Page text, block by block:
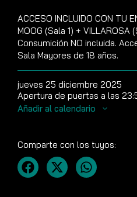
ACCESO INCLUIDO CON TU
MOOG (Sala 1) + VILLAROSA
Consumición NO incluida.
Sala Mayores de 18 años.
jueves 25 diciembre 2025
Apertura de puertas a las
Añadir al calendario
Comparte con los tuyos: